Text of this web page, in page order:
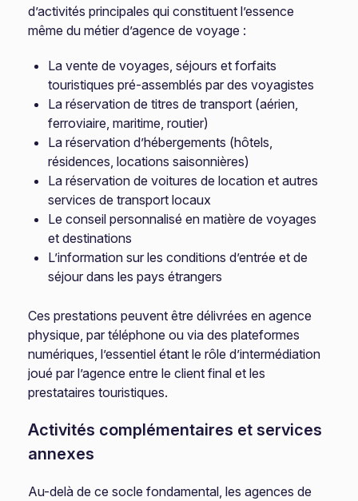
d’activités principales qui constituent l’essence
même du métier d’agence de voyage :
La vente de voyages, séjours et forfaits
touristiques pré-assemblés par des voyagistes
La réservation de titres de transport (aérien,
ferroviaire, maritime, routier)
La réservation d’hébergements (hôtels,
résidences, locations saisonnières)
La réservation de voitures de location et autres
services de transport locaux
Le conseil personnalisé en matière de voyages
et destinations
L’information sur les conditions d’entrée et de
séjour dans les pays étrangers
Ces prestations peuvent être délivrées en agence
physique, par téléphone ou via des plateformes
numériques, l’essentiel étant le rôle d’intermédiation
joué par l’agence entre le client final et les
prestataires touristiques.
Activités complémentaires et services
annexes
Au-delà de ce socle fondamental, les agences de